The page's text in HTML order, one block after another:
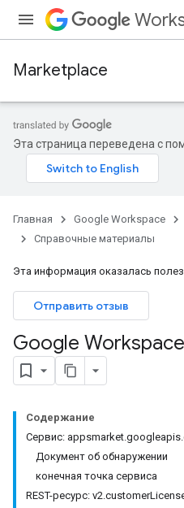
Marketplace
Эта страница переведена с
Главная Google Workspace
Справочные материалы
Эта информация оказалась
Отправить отзыв
Google
Содержание
Сервис:
Документ об обнаружении
конечная точка сервиса
REST-ресурс: